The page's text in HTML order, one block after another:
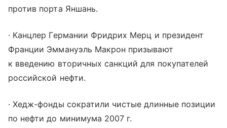
против порта Яншань.
· Канцлер Германии Фридрих Мерц и президент
Франции Эммануэль Макрон призывают
к введению вторичных санкций для покупателей
российской нефти.
· Хедж-фонды сократили чистые длинные позиции
по нефти до минимума 2007 г.